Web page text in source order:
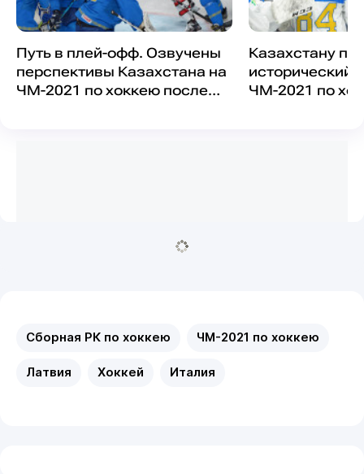
Путь в плей-офф. Озвучены
перспективы Казахстана на
ЧМ-2021 по хоккею после
Казахстану
исторический
ЧМ-2021 по
Сборная РК по хоккею ЧМ-2021 по хоккею
Латвия Хоккей Италия